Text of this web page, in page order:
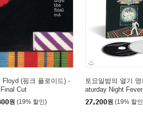
Floyd (핑크 플로이드) -
Cut
원 (19% 할인)
토요일밤의 열기
aturday Night
0th Anniversary
on]
27,200원 (19% 할